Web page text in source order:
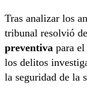
Tras analizar los
tribunal resolvió
preventiva para
los delitos
la seguridad de la